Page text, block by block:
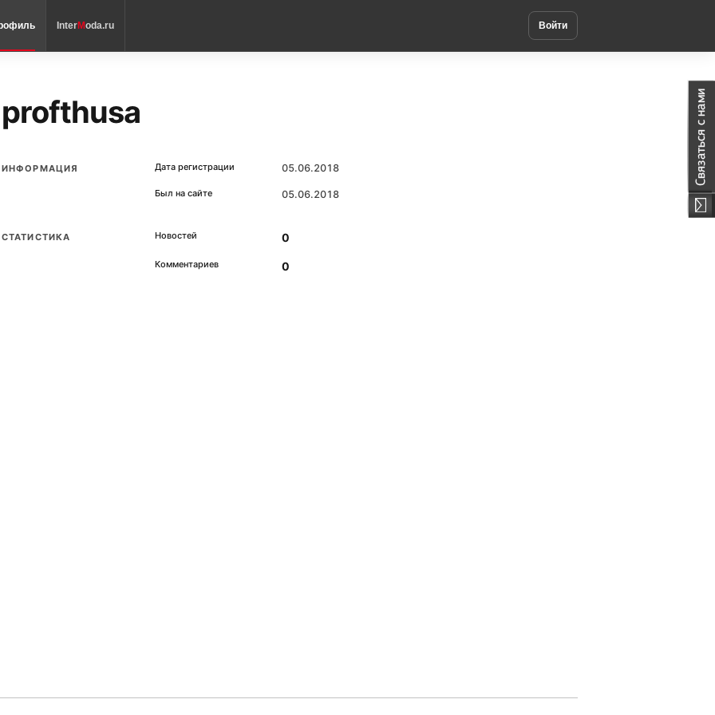
InterModa.ru Войти
profthusa
ИНФОРМАЦИЯ Дата регистрации 05.06.2018
Был на сайте 05.06.2018
СТАТИСТИКА Новостей 0
Комментариев 0